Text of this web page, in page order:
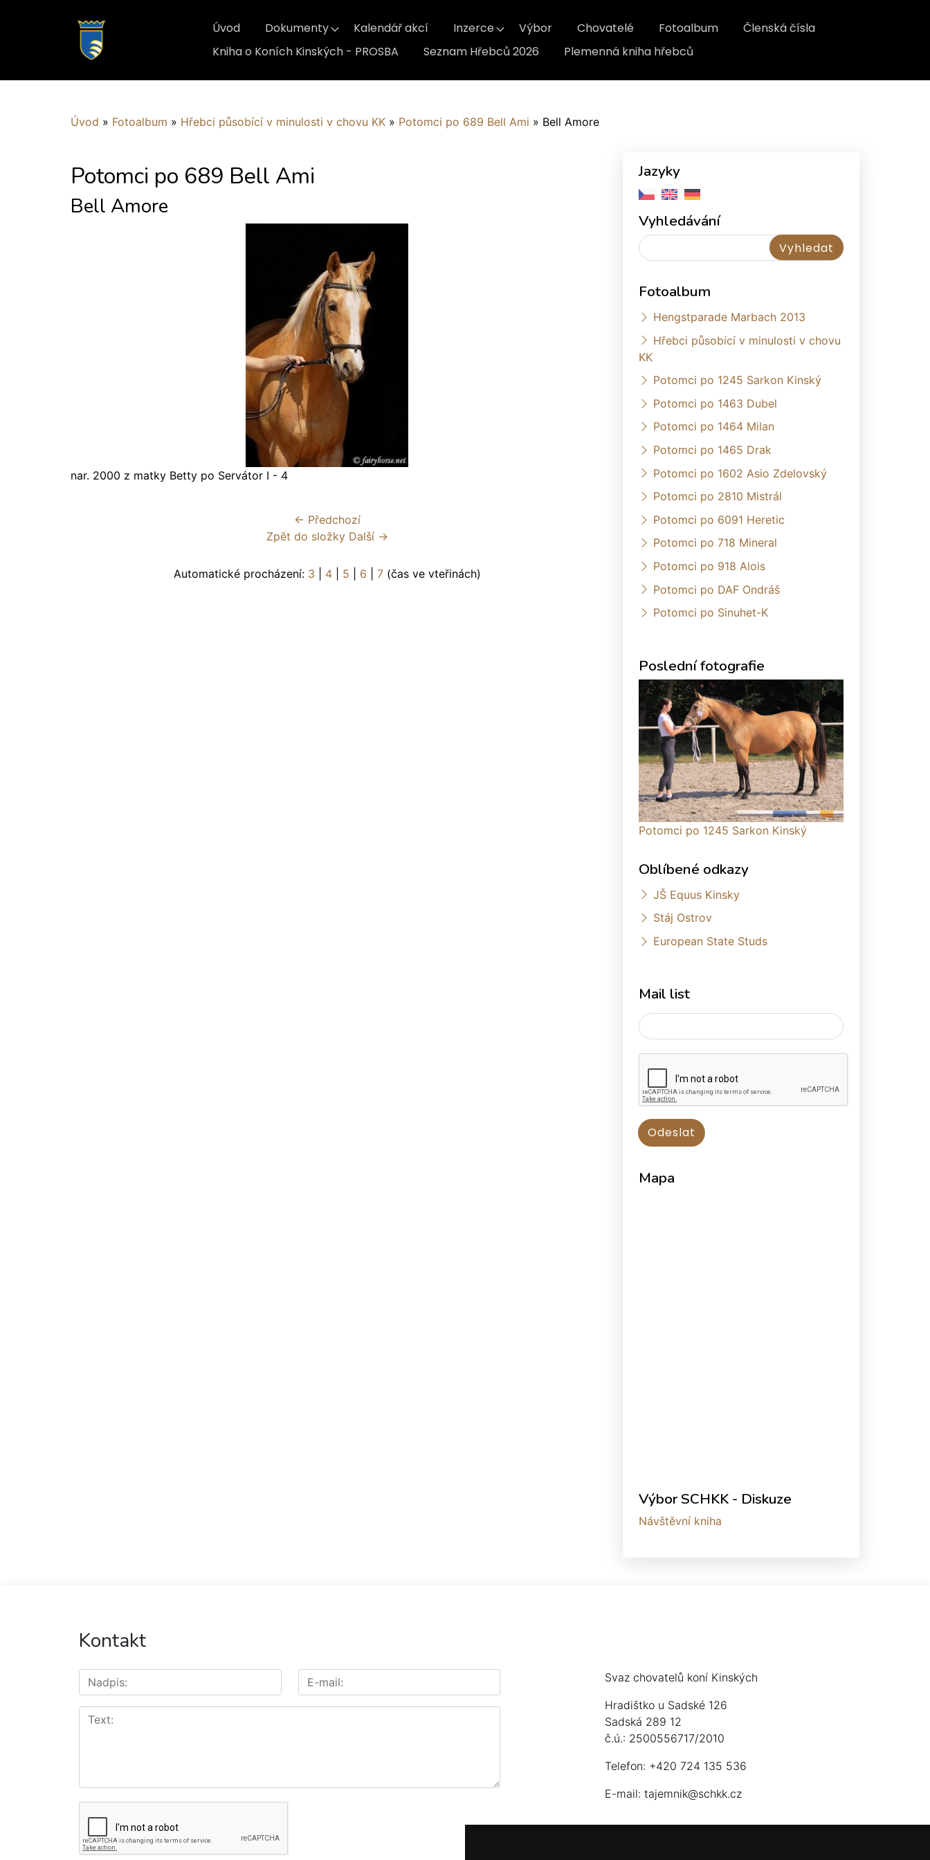
Úvod Dokumenty Kalendář akcí Inzerce Výbor Chovatelé Fotoalbum
Členská čísla
Kniha o Koních Kinských - PROSBA
Seznam Hřebců 2026 Plemenná kniha hřebců
Úvod » Fotoalbum » Hřebci působící v minulosti v chovu KK » Potomci po 689 Bell Ami » Bell Amore
Potomci po 689 Bell Ami
Bell Amore
nar. 2000 z matky Betty po Servátor I - 4
← Předchozí
Zpět do složky Další →
Automatické procházení: 3 4| 5 6 7(čas ve vteřinách)
Jazyky
Vyhledávání
Fotoalbum
Hengstparade Marbach 2013
Hřebci působící v minulosti v chovu
KK
Potomci po 1245 Sarkon Kinský
Potomci po 1463 Dubel
Potomci po 1464 Milan
Potomci po 1465 Drak
Potomci po 1602 Asio Zdelovský
Potomci po 2810 Mistrál
Potomci po 6091 Heretic
Potomci po 718 Mineral
Potomci po 918 Alois
Potomci po DAF Ondráš
Potomci po Sinuhet-K
Poslední fotografie
Potomci po 1245 Sarkon Kinský
Oblíbené odkazy
JŠ Equus Kinsky
Stáj Ostrov
European State Studs
Mail list
Mapa
Výbor SCHKK - Diskuze
Návštěvní kniha
Kontakt
Svaz chovatelů koní Kinských
Hradištko u Sadské 126
Sadská 289 12
č.ú.: 2500556717/2010
Telefon: +420 724 135 536
E-mail: tajemnik@schkk.cz